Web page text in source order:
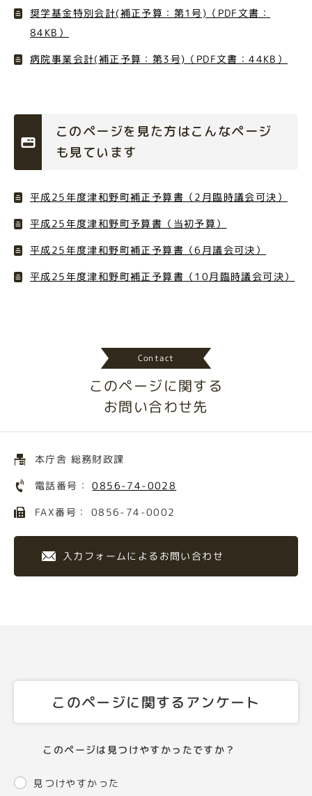
奨学基金特別会計(補正予算：第1号)（PDF文書：
84KB）
病院事業会計(補正予算：第3号)（PDF文書：44KB）
このページを見た方はこんなページ
も見ています
平成25年度津和野町補正予算書（2月臨時議会可決）
平成25年度津和野町予算書（当初予算）
平成25年度津和野町補正予算書（6月議会可決）
平成25年度津和野町補正予算書（10月臨時議会可決）
Contact
このページに関する
お問い合わせ先
本庁舎 総務財政課
電話番号：0856-74-0028
FAX番号： 0856-74-0002
入力フォームによるお問い合わせ
このページに関するアンケート
このページは見つけやすかったですか？
見つけやすかった